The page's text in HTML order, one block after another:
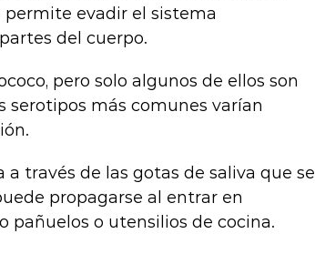
permite evadir el sistema
del cuerpo.
pero solo algunos de ellos son
serotipos más comunes varían
través de las gotas de saliva que se
propagarse al entrar en
o utensilios de cocina.